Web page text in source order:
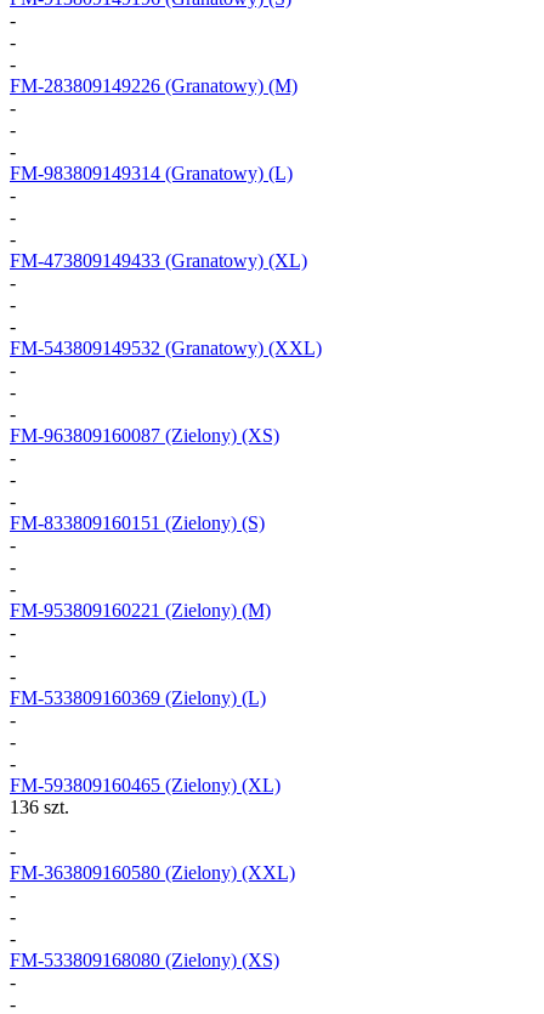
-
-
-
FM-283809149226 (Granatowy) (M)
-
-
-
FM-983809149314 (Granatowy) (L)
-
-
-
FM-473809149433 (Granatowy) (XL)
-
-
-
FM-543809149532 (Granatowy) (XXL)
-
-
-
FM-963809160087 (Zielony) (XS)
-
-
-
FM-833809160151 (Zielony) (S)
-
-
-
FM-953809160221 (Zielony) (M)
-
-
-
FM-533809160369 (Zielony) (L)
-
-
-
FM-593809160465 (Zielony) (XL)
136 szt.
-
-
FM-363809160580 (Zielony) (XXL)
-
-
-
FM-533809168080 (Zielony) (XS)
-
-